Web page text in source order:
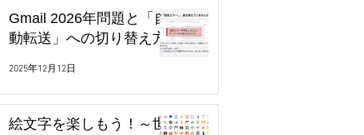
Gmail 2026年問題と「自
動転送」への切り替え方
2025年12月12日
絵文字を楽しもう！～世